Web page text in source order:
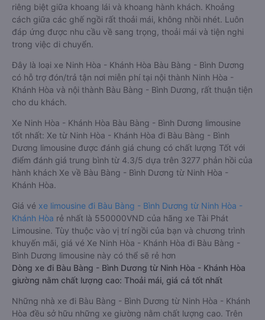
riêng biệt giữa khoang lái và khoang hành khách. Khoảng
cách giữa các ghế ngồi rất thoải mái, không nhồi nhét. Luôn
đáp ứng được nhu cầu về sang trọng, thoải mái và tiện nghi
trong việc di chuyển.
Đây là loại xe Ninh Hòa - Khánh Hòa Bàu Bàng - Bình Dương
có hỗ trợ đón/trả tận nơi miễn phí tại nội thành Ninh Hòa -
Khánh Hòa và nội thành Bàu Bàng - Bình Dương, rất thuận tiện
cho du khách.
Xe Ninh Hòa - Khánh Hòa Bàu Bàng - Bình Dương limousine
tốt nhất: Xe từ Ninh Hòa - Khánh Hòa đi Bàu Bàng - Bình
Dương limousine được đánh giá chung có chất lượng Tốt với
điểm đánh giá trung bình từ 4.3/5 dựa trên 3277 phản hồi của
hành khách Xe về Bàu Bàng - Bình Dương từ Ninh Hòa -
Khánh Hòa.
Giá vé xe limousine đi Bàu Bàng - Bình Dương từ Ninh Hòa -
Khánh Hòa rẻ nhất là 550000VND của hãng xe Tài Phát
Limousine. Tùy thuộc vào vị trí ngồi của bạn và chương trình
khuyến mãi, giá vé Xe Ninh Hòa - Khánh Hòa đi Bàu Bàng -
Bình Dương limousine này có thể sẽ rẻ hơn
Dòng xe đi Bàu Bàng - Bình Dương từ Ninh Hòa - Khánh Hòa
giường nằm chất lượng cao: Thoải mái, giá cả tốt nhất
Những nhà xe đi Bàu Bàng - Bình Dương từ Ninh Hòa - Khánh
Hòa đều sở hữu những xe giường nằm chất lượng cao. Trên